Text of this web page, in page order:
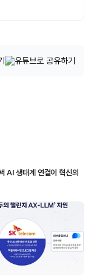
AI 생태계 연결이 혁신의